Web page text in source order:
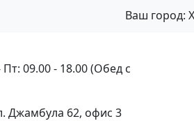
Ваш город:
09.00 - 18.00 (Обед с
Джамбула 62, офис 3